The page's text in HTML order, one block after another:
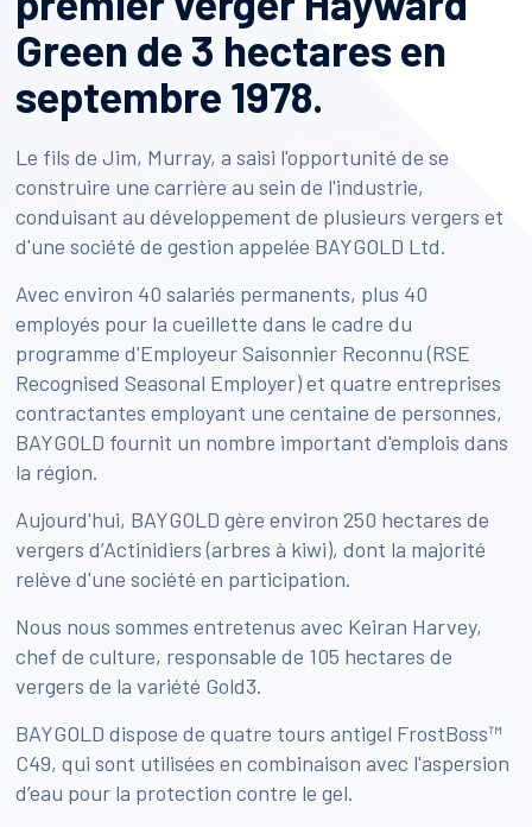
Green de 3 hectares en
septembre 1978.
Le fils de Jim, Murray, a saisi l'opportunité de se
construire une carrière au sein de l'industrie,
conduisant au développement de plusieurs vergers et
d'une société de gestion appelée BAYGOLD Ltd.
Avec environ 40 salariés permanents, plus 40
employés pour la cueillette dans le cadre du
programme d'Employeur Saisonnier Reconnu (RSE
Recognised Seasonal Employer) et quatre entreprises
contractantes employant une centaine de personnes,
BAYGOLD fournit un nombre important d'emplois dans
la région.
Aujourd'hui, BAYGOLD gère environ 250 hectares de
vergers d’Actinidiers (arbres à kiwi), dont la majorité
relève d'une société en participation.
Nous nous sommes entretenus avec Keiran Harvey,
chef de culture, responsable de 105 hectares de
vergers de la variété Gold3.
BAYGOLD dispose de quatre tours antigel FrostBoss™
C49, qui sont utilisées en combinaison avec l'aspersion
d’eau pour la protection contre le gel.